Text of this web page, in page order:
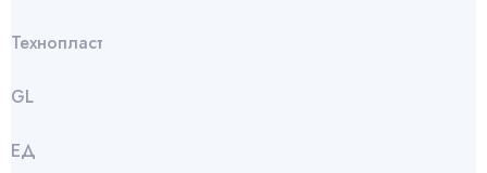
Технопласт
GL
ЕД